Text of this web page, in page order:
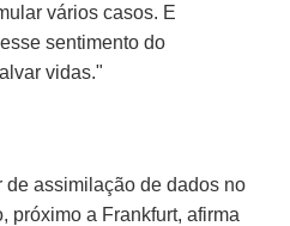
vários casos. E
sentimento do
vidas."
de assimilação de dados no
próximo a Frankfurt, afirma